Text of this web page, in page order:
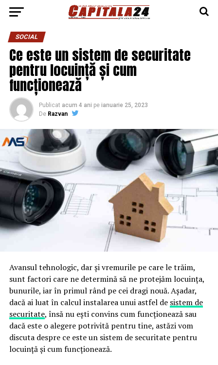
SOCIAL
Ce este un sistem de securitate
pentru locuință și cum
funcționează
Publicat acum 4 ani pe ianuarie 25, 2023
De Razvan
Avansul tehnologic, dar și vremurile pe care le trăim,
sunt factori care ne determină să ne protejăm locuința,
bunurile, iar în primul rând pe cei dragi nouă. Așadar,
dacă ai luat în calcul instalarea unui astfel de sistem de
securitate, însă nu ești convins cum funcționează sau
dacă este o alegere potrivită pentru tine, astăzi vom
discuta despre ce este un sistem de securitate pentru
locuință și cum funcționează.